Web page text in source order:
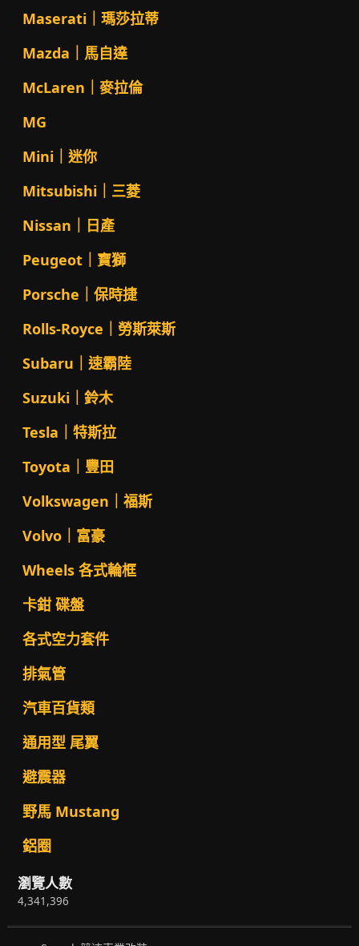
Maserati｜瑪莎拉蒂
Mazda｜馬自達
McLaren｜麥拉倫
MG
Mini｜迷你
Mitsubishi｜三菱
Nissan｜日產
Peugeot｜寶獅
Porsche｜保時捷
Rolls-Royce｜勞斯萊斯
Subaru｜速霸陸
Suzuki｜鈴木
Tesla｜特斯拉
Toyota｜豐田
Volkswagen｜福斯
Volvo｜富豪
Wheels 各式輪框
卡鉗 碟盤
各式空力套件
排氣管
汽車百貨類
通用型 尾翼
避震器
野馬 Mustang
鋁圈
瀏覽人數
4,341,396